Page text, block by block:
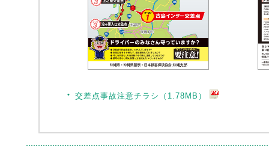
交差点事故注意チラシ（1.78MB）